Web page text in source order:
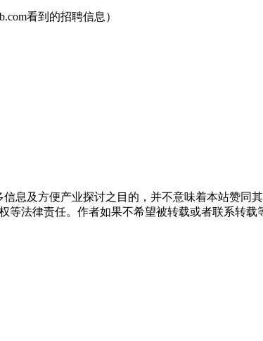
看到的招聘信息）
息及方便产业探讨之目的，并不意味着本站赞同
法律责任。作者如果不希望被转载或者联系转载